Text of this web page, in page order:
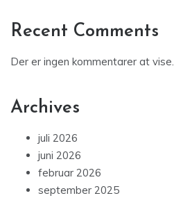
Recent Comments
Der er ingen kommentarer at vise.
Archives
juli 2026
juni 2026
februar 2026
september 2025